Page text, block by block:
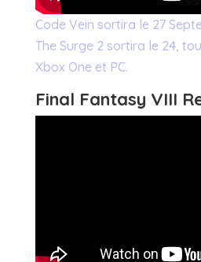
Code Vein sortira le 27
The Surge 2 sortira le 24,
Xbox One et PC.
Final Fantasy VIII